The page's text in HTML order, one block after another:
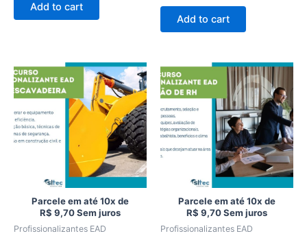
Add to cart
Add to cart
Parcele em até 10x de
R$ 9,70Sem juros
Profissionalizantes EAD
Parcele em até 10x de
R$ 9,70Sem juros
Profissionalizantes EAD